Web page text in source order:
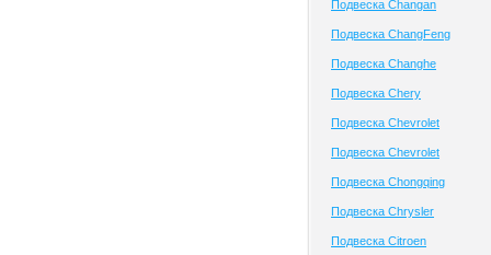
Подвеска Changan
Подвеска ChangFeng
Подвеска Changhe
Подвеска Chery
Подвеска Chevrolet
Подвеска Chevrolet
Подвеска Chongqing
Подвеска Chrysler
Подвеска Citroen